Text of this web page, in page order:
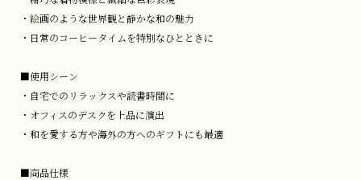
・絵画のような世界観と静かな和の魅力
・日常のコーヒータイムを特別なひとときに
■使用シーン
・自宅でのリラックスや読書時間に
・オフィスのデスクを上品に演出
・和を愛する方や海外の方へのギフトにも最適
■商品仕様